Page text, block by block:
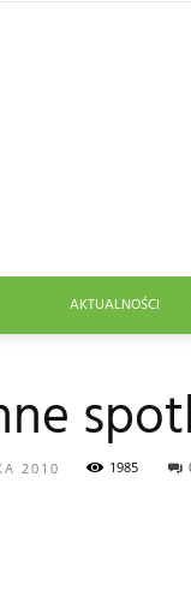
AKTUALNOŚCI
2010 1985